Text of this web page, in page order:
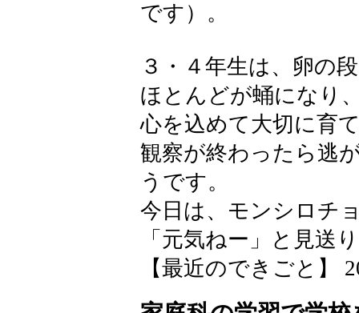
です）。
３・４年生は、卵の
ほとんどが蛹になり
心を込めて大切に育
観察が終わったら逃
うです。
今日は、モンシロチ
「元気ねー」と見送
【最近のできごと】